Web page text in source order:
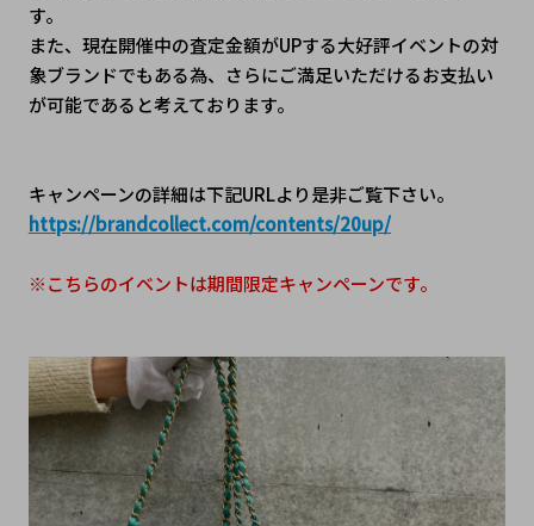
す。
また、現在開催中の査定金額がUPする大好評イベントの対
象ブランドでもある為、さらにご満足いただけるお支払い
が可能であると考えております。
キャンペーンの詳細は下記URLより是非ご覧下さい。
https://brandcollect.com/contents/20up/
※こちらのイベントは期間限定キャンペーンです。